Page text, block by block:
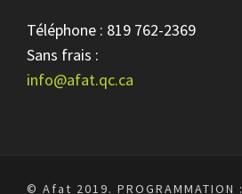
Téléphone : 819 762-2369
Sans frais :
info@afat.qc.ca
© Afat 2019. PROGRAMMATION :